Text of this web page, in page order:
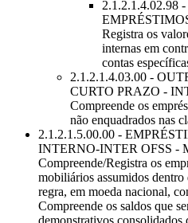
2.1.2.1.4.02.98
Registra os
internas em
contas
2.1.2.1.4.03.00 -
CURTO PRAZO -
Compreende os
não enquadrados nas
2.1.2.1.5.00.00 -
INTERNO-INTER OFSS -
Compreende/Registra os
mobiliários assumidos dentro
regra, em moeda nacional,
Compreende os saldos que
demonstrativos consolidados